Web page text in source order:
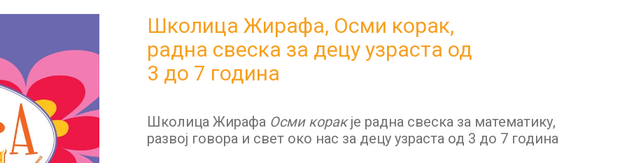
Школица Жирафа, Oсми корак,
радна свеска за децу узраста од
3 до 7 година
Школица Жирафа Oсми коракje радна свеска за математику,
развој говора и свет око нас за децу узраста од 3 до 7 година